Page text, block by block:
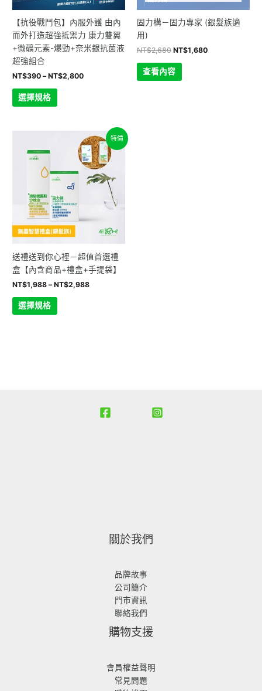
【抗役戰鬥包】內服外護 由內
而外打造超強抵禦力 康力雙翼
+微礦元素-爆勁+奈米銀抗菌液
超強組合
NT$390 – NT$2,800
選擇規格
可
在
產
品
選
固力構－固力專家 (銀髮族適
用)
NT$2,680 NT$1,680
查看內容
特價
送禮送到你心裡－超值首選禮
盒【內含商品+禮盒+手提袋】
NT$1,988 – NT$2,988
價
格
範
圍：
NT$1,988
到
NT$2,988
選擇規格
有
種
款
式。
可
在
產
選
關於我們
品牌故事
公司簡介
門市資訊
聯絡我們
購物支援
會員權益聲明
常見問題